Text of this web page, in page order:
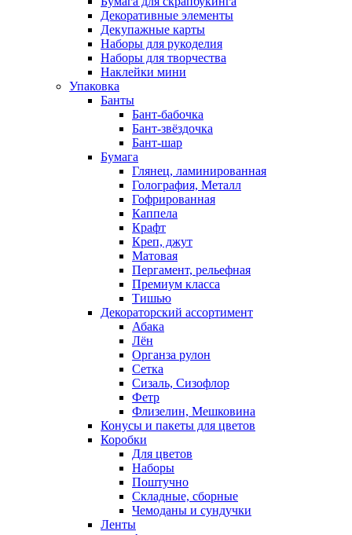
Декоративные элементы
Декупажные карты
Наборы для рукоделия
Наборы для творчества
Наклейки мини
Упаковка
Банты
Бант-бабочка
Бант-звёздочка
Бант-шар
Бумага
Глянец, ламинированная
Голография, Металл
Гофрированная
Каппела
Крафт
Креп, джут
Матовая
Пергамент, рельефная
Премиум класса
Тишью
Декораторский ассортимент
Абака
Лён
Органза рулон
Сетка
Сизаль, Сизофлор
Фетр
Флизелин, Мешковина
Конусы и пакеты для цветов
Коробки
Для цветов
Наборы
Поштучно
Складные, сборные
Чемоданы и сундучки
Ленты